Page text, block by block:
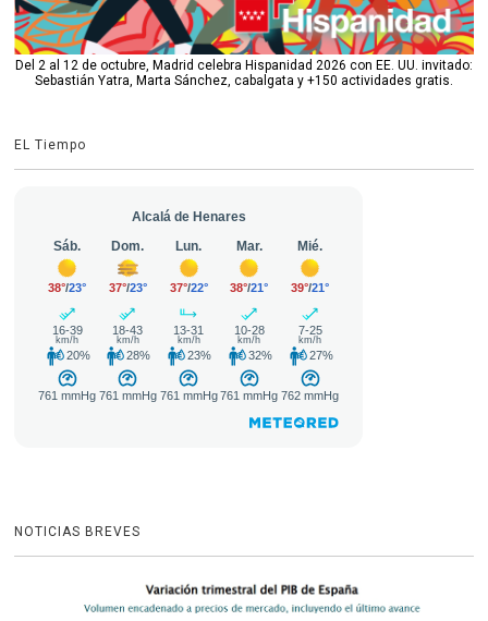
Del 2 al 12 de octubre, Madrid celebra Hispanidad 2026 con EE. UU. invitado:
Sebastián Yatra, Marta Sánchez, cabalgata y +150 actividades gratis.
EL Tiempo
NOTICIAS BREVES